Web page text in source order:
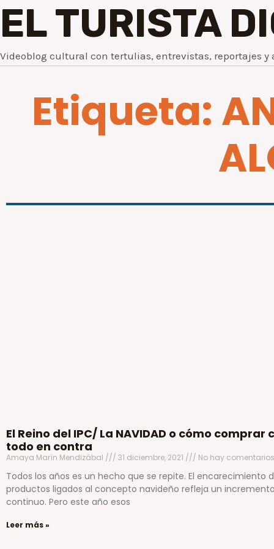
EL TURISTA
Videoblog cultural con tertulias, entrevistas, reportajes y
Etiqueta:
El Reino del IPC/ La NAVIDAD o cómo comprar
todo en contra
Amaya Marín Mendizábal 31 diciembre, 2021 No hay comentarios
Todos los años es un hecho que se repite. El encarecimiento
productos ligados al concepto navideño refleja un
continuo. Pero este año esos
Leer más »